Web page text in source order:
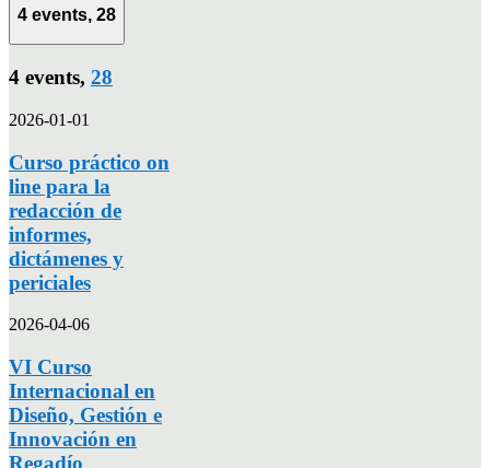
4 events, 28
4 events, 28
2026-01-01
Curso práctico on
line para la
redacción de
informes,
dictámenes y
periciales
2026-04-06
VI Curso
Internacional en
Diseño, Gestión e
Innovación en
Regadío